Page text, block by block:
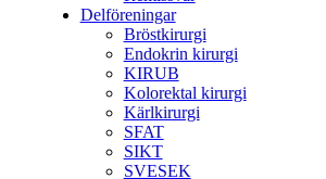
Delföreningar
Bröstkirurgi
Endokrin kirurgi
KIRUB
Kolorektal kirurgi
Kärlkirurgi
SFAT
SIKT
SVESEK